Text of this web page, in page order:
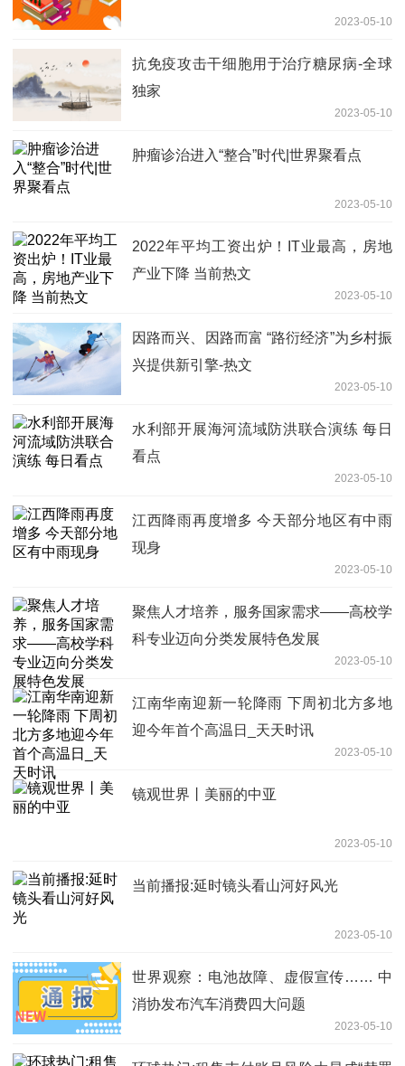
2023-05-10
抗免疫攻击干细胞用于治疗糖尿病-全球
独家
2023-05-10
肿瘤诊治进入“整合”时代|世界聚看点
2023-05-10
2022年平均工资出炉！IT业最高，房地
产业下降 当前热文
2023-05-10
因路而兴、因路而富 “路衍经济”为乡村振
兴提供新引擎-热文
2023-05-10
水利部开展海河流域防洪联合演练 每日
看点
2023-05-10
江西降雨再度增多 今天部分地区有中雨
现身
2023-05-10
聚焦人才培养，服务国家需求——高校学
科专业迈向分类发展特色发展
2023-05-10
江南华南迎新一轮降雨 下周初北方多地
迎今年首个高温日_天天时讯
2023-05-10
镜观世界丨美丽的中亚
2023-05-10
当前播报:延时镜头看山河好风光
2023-05-10
世界观察：电池故障、虚假宣传…… 中
消协发布汽车消费四大问题
2023-05-10